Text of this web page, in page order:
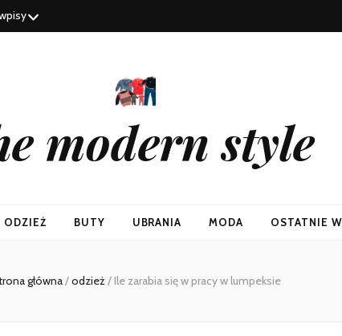
modern style
ODZIEŻ BUTY UBRANIA MODA OSTATNIE
główna/odzież/ Ile zarabia się w pracy w lumpeksie